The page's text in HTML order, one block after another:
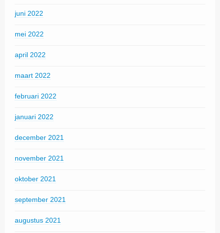
juni 2022
mei 2022
april 2022
maart 2022
februari 2022
januari 2022
december 2021
november 2021
oktober 2021
september 2021
augustus 2021